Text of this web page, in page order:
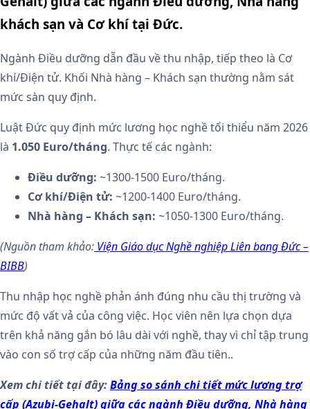
khách sạn và Cơ khí tại Đức.
Ngành Điều dưỡng dẫn đầu về thu nhập, tiếp theo là Cơ
khí/Điện tử. Khối Nhà hàng – Khách sạn thường nằm sát
mức sàn quy định.
Luật Đức quy định mức lương học nghề tối thiểu năm 2026
là 1.050 Euro/tháng. Thực tế các ngành:
Điều dưỡng: ~1300-1500 Euro/tháng.
Cơ khí/Điện tử: ~1200-1400 Euro/tháng.
Nhà hàng – Khách sạn: ~1050-1300 Euro/tháng.
(Nguồn tham khảo: Viện Giáo dục Nghề nghiệp Liên bang Đức –
BIBB)
Thu nhập học nghề phản ánh đúng nhu cầu thị trường và
mức độ vất vả của công việc. Học viên nên lựa chọn dựa
trên khả năng gắn bó lâu dài với nghề, thay vì chỉ tập trung
vào con số trợ cấp của những năm đầu tiên..
Xem chi tiết tại đây:Bảng so sánh chi tiết mức lương trợ
cấp (Azubi-Gehalt) giữa các ngành Điều dưỡng, Nhà hàng